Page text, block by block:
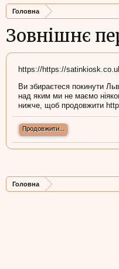
Головна
Зовнішнє
https://https://
Ви збираєтеся покинути
над яким ми не маємо
нижче, щоб продовжити
Продовжити...
Головна